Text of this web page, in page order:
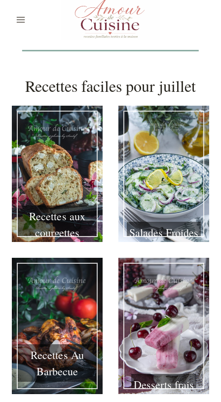
Recettes faciles pour juillet
Recettes aux
courgettes
Salades Froides
Recettes Au
Barbecue
Desserts frais